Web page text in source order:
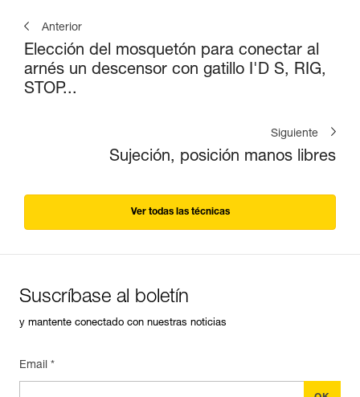
Anterior
Elección del mosquetón para conectar al
arnés un descensor con gatillo I'D S, RIG,
STOP...
Siguiente
Sujeción, posición manos libres
Ver todas las técnicas
Suscríbase al boletín
y mantente conectado con nuestras noticias
Email *